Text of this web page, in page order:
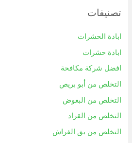
تصنيفات
ابادة الحشرات
ابادة حشرات
افضل شركة مكافحة
التخلص من أبو بريص
التخلص من البعوض
التخلص من القراد
التخلص من بق الفراش